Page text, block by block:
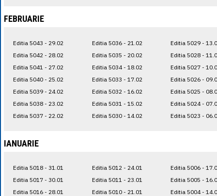
FEBRUARIE
Editia 5043 - 29.02
Editia 5042 - 28.02
Editia 5041 - 27.02
Editia 5040 - 25.02
Editia 5039 - 24.02
Editia 5038 - 23.02
Editia 5037 - 22.02
Editia 5036 - 21.02
Editia 5035 - 20.02
Editia 5034 - 18.02
Editia 5033 - 17.02
Editia 5032 - 16.02
Editia 5031 - 15.02
Editia 5030 - 14.02
Editia 5029 -
Editia 5028 -
Editia 5027 -
Editia 5026 -
Editia 5025 -
Editia 5024 -
Editia 5023 -
IANUARIE
Editia 5018 - 31.01
Editia 5017 - 30.01
Editia 5016 - 28.01
Editia 5012 - 24.01
Editia 5011 - 23.01
Editia 5010 - 21.01
Editia 5006 -
Editia 5005 -
Editia 5004 -